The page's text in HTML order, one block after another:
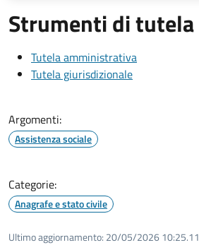
Strumenti di tutela
Tutela amministrativa
Tutela giurisdizionale
Argomenti:
Assistenza sociale
Categorie:
Anagrafe e stato civile
Ultimo aggiornamento: 20/05/2026 10:25.11